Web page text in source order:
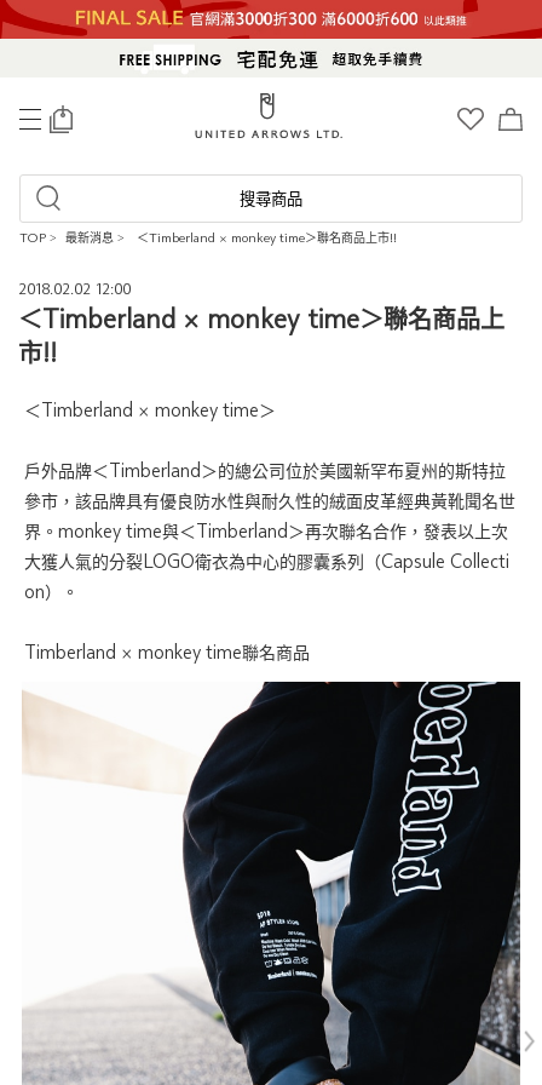
搜尋商品
TOP > 最新消息 > ＜Timberland × monkey time＞聯名商品上市!!
2018.02.02 12:00
＜Timberland × monkey time＞聯名商品上
市!!
＜Timberland × monkey time＞
戶外品牌＜Timberland＞的總公司位於美國新罕布夏州的斯特拉
參市，該品牌具有優良防水性與耐久性的絨面皮革經典黃靴聞名世
界。monkey time與＜Timberland＞再次聯名合作，發表以上次
大獲人氣的分裂LOGO衛衣為中心的膠囊系列（Capsule Collecti
on）。
Timberland × monkey time聯名商品